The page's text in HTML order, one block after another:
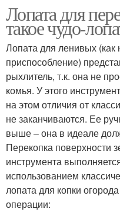
Лопата для
такое чудо-
Лопата для ленивых
приспособление)
рыхлитель, т.к. она не
комья. У этого
на этом отличия от
не заканчиваются. Ее
выше – она в идеале
Перекопка поверхности
инструмента
использованием
лопата для копки
операции: